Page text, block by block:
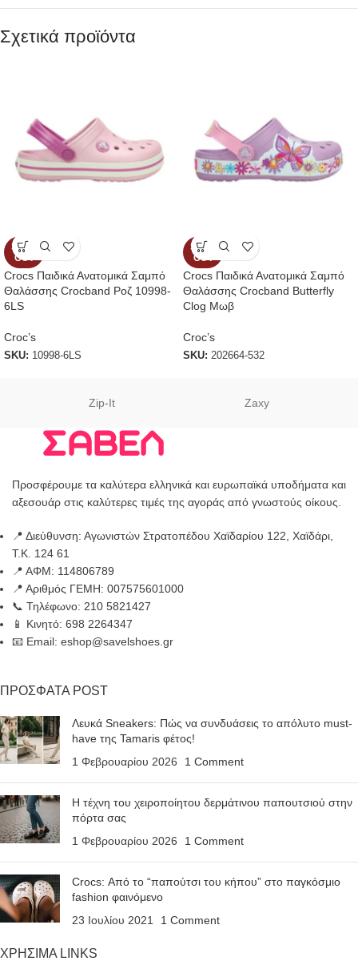
Σχετικά προϊόντα
SOLD
OUT
Crocs Παιδικά Ανατομικά Σαμπό
Θαλάσσης Crocband Ροζ 10998-
6LS
Croc’s
SKU: 10998-6LS
SOLD
OUT
Crocs Παιδικά Ανατομικά Σαμπό
Θαλάσσης Crocband Butterfly
Clog Μωβ
Croc’s
SKU: 202664-532
Zip-It Zaxy
Προσφέρουμε τα καλύτερα ελληνικά και ευρωπαϊκά υποδήματα και
αξεσουάρ στις καλύτερες τιμές της αγοράς από γνωστούς οίκους.
📍 Διεύθυνση: Αγωνιστών Στρατοπέδου Χαϊδαρίου 122, Χαϊδάρι,
Τ.Κ. 124 61
📍 ΑΦΜ: 114806789
📍 Αριθμός ΓΕΜΗ: 007575601000
📞 Τηλέφωνο: 210 5821427
📱 Κινητό: 698 2264347
📧 Email: eshop@savelshoes.gr
ΠΡΟΣΦΑΤΑ POST
Λευκά Sneakers: Πώς να συνδυάσεις το απόλυτο must-
have της Tamaris φέτος!
1 Φεβρουαρίου 2026
1 Comment
Η τέχνη του χειροποίητου δερμάτινου παπουτσιού στην
πόρτα σας
1 Φεβρουαρίου 2026
1 Comment
Crocs: Από το “παπούτσι του κήπου” στο παγκόσμιο
fashion φαινόμενο
23 Ιουλίου 2021
1 Comment
ΧΡΗΣΙΜΑ LINKS